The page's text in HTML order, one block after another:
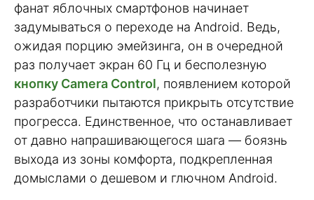
фанат яблочных смартфонов начинает
задумываться о переходе на Android. Ведь,
ожидая порцию эмейзинга, он в очередной
раз получает экран 60 Гц и бесполезную
кнопку Camera Control, появлением которой
разработчики пытаются прикрыть отсутствие
прогресса. Единственное, что останавливает
от давно напрашивающегося шага — боязнь
выхода из зоны комфорта, подкрепленная
домыслами о дешевом и глючном Android.